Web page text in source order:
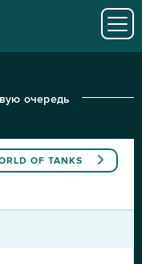
очередь
OF TANKS